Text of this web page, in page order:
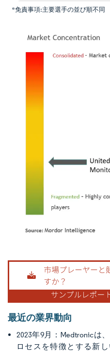
*免責事項:主要選手の並び順不同
画像 © Mordor Intelligence。再利用に
最近の業界動向
2023年9月：Medtronicは
ロセスを特徴とする新